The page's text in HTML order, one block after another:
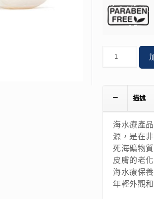
描述
海水療產
源，是在
死海礦物
皮膚的老
海水療保
年輕外觀